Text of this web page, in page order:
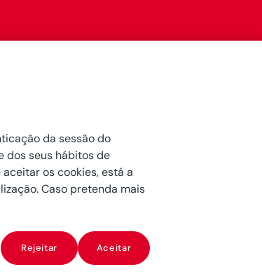
da sessão do
dos seus hábitos de
os cookies, está a
Caso pretenda mais
Rejeitar Aceitar